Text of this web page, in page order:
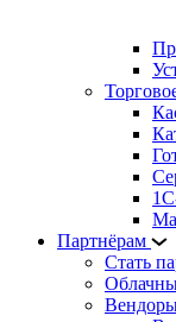
Партнёрам
Стать